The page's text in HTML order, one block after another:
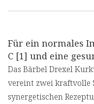
Für ein normales
C [1] und eine
Das Bärbel Drexel
vereint zwei kraftvolle
synergetischen